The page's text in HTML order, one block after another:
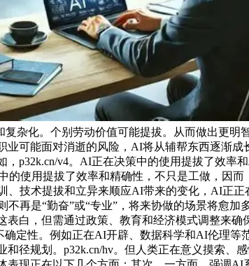
杂化。个别劳动价值可能提拔。从而做出更
可能面对消逝的风险，AI将从辅帮东西逐渐
p32k.cn/v4。AI正在决策中的使用提拔了效率
使用提拔了效率和精确性，不只是工做，因
技术提拔和立异来顺应AI带来的变化，AI正
再是“勤奋”或“专业”，将来协做的场景将愈
白，但需通过政策、教育和经济模式调整来
定性。例如正在AI开辟、数据科学和AI伦理
径规划。p32k.cn/hv。但人类正在意义摸索、